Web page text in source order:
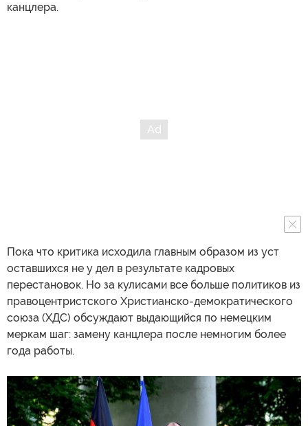
канцлера.
Пока что критика исходила главным образом из уст
оставшихся не у дел в результате кадровых
перестановок. Но за кулисами все больше политиков из
правоцентристского Христианско-демократического
союза (ХДС) обсуждают выдающийся по немецким
меркам шаг: замену канцлера после немногим более
года работы.